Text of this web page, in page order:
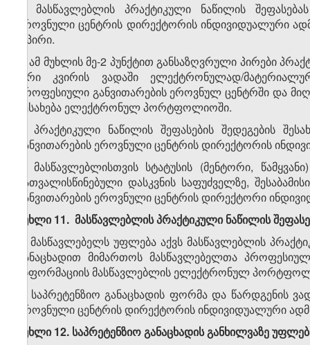
2. მასწავლებლის პრაქტიკული ნაწილის
ეროვნული ცენტრის დირექტორის ინდივიდუალური
2 პირი.
3. ამ მუხლის მე-2 პუნქტით განსაზღვრული პირები
ორი კვირის ვადაში ელექტრონულად/
პროფესიული განვითარების ეროვნულ ცენტრში და
აესახება ელექტრონულ პორტფოლიოში.
4. პრაქტიკული ნაწილის შეფასების შედეგების
განვითარების ეროვნული ცენტრის დირექტორის
5. მასწავლებლისთვის სტატუსის (მენტორი,
გათვალისწინებული დასკვნის საფუძველზე,
განვითარების ეროვნული ცენტრის დირექტორი
მუხლი 11. მასწავლებლის პრაქტიკული ნაწილის
1. მასწავლებელს უფლება აქვს მასწავლებლის
განაცხადით მიმართოს მასწავლებელთა
ინფორმაციის მასწავლებლის ელექტრონულ
2. საპრეტენზიო განაცხადის ფორმა და წარდგენის
ეროვნული ცენტრის დირექტორის ინდივიდუალური
მუხლი 12. საპრეტენზიოგანაცხადისგანხილვაზე